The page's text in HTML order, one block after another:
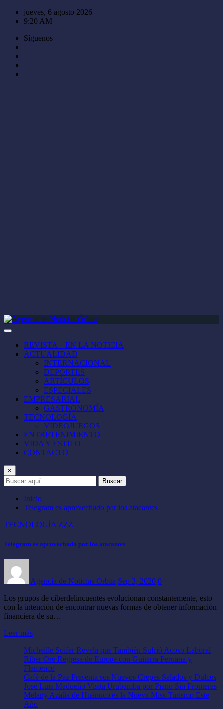
Saltar
jueves, 6 agosto 2026
9:20 AM
Síguenos
REVISTA – EN LA NOTICIA
ACTUALIDAD
INTERNACIONAL
DEPORTES
ARTÍCULOS
ESPECIALES
EMPRESARIAL
GASTRONOMÍA
TECNOLOGÍA
VIDEOJUEGOS
ENTRETENIMIENTO
VIDA Y ESTILO
CONTACTO
×
Buscar
Inicio
Telegram es aprovechado por los atacantes
TECNOLOGÍA ZZZ
Telegram es aprovechado por los atacantes
Agencia de Noticias Orbita Sep 3, 2020 0
Los grupos de ciberdelincuentes evolucionan constantemente, esto
con la intención de encontrar nuevas formas de obtener información
financiera de su…
Leer más
Micheille Soifer Revela que También Sufrió Acoso Laboral
Riber Oré Regresa de Europa con Guitarra Peruana y
Flamenco
Café de la Paz Presenta sus Nuevos Crepes Salados y Dulces
José Luis Madueño Visita Urubamba por Piano Sin Fronteras
Melany Azaña de Huánuco es la Nueva Miss Turismo Este
Año